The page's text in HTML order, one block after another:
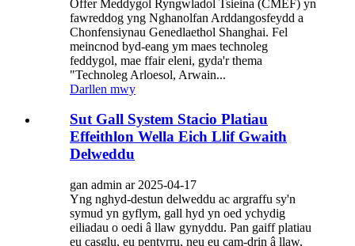
Offer Meddygol Ryngwladol Tsieina (CMEF) yn
fawreddog yng Nghanolfan Arddangosfeydd a
Chonfensiynau Genedlaethol Shanghai. Fel
meincnod byd-eang ym maes technoleg
feddygol, mae ffair eleni, gyda'r thema
"Technoleg Arloesol, Arwain...
Darllen mwy
Sut Gall System Stacio Platiau
Effeithlon Wella Eich Llif Gwaith
Delweddu
gan admin ar 2025-04-17
Yng nghyd-destun delweddu ac argraffu sy'n
symud yn gyflym, gall hyd yn oed ychydig
eiliadau o oedi â llaw gynyddu. Pan gaiff platiau
eu casglu, eu pentyrru, neu eu cam-drin â llaw,